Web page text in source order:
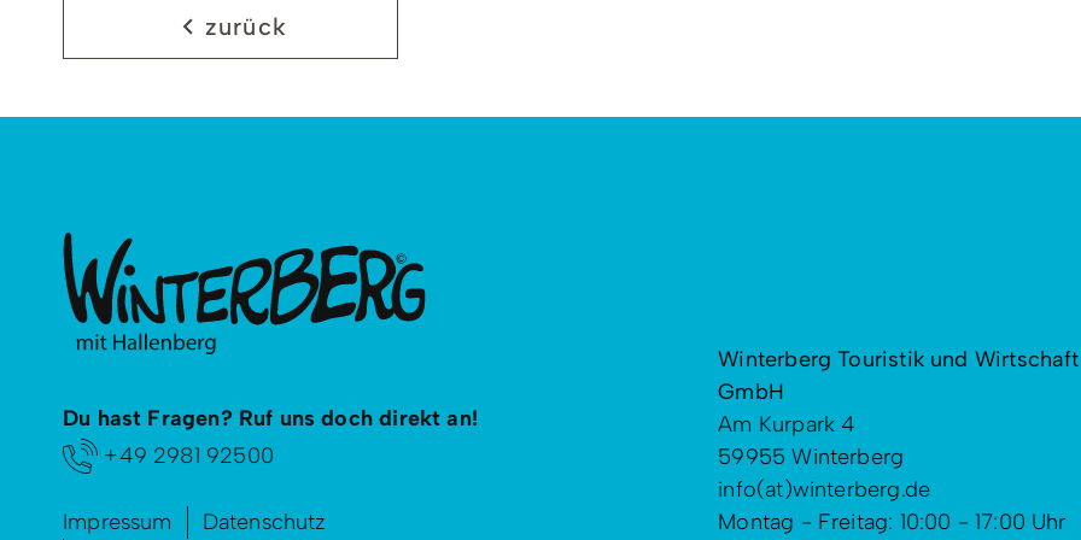
zurück
Du hast Fragen? Ruf uns doch direkt an!
+49 2981 92500
Impressum Datenschutz
Winterberg Touristik und Wirtschaft
GmbH
Am Kurpark 4
59955 Winterberg
info(at)winterberg.de
Montag - Freitag: 10:00 - 17:00 Uhr